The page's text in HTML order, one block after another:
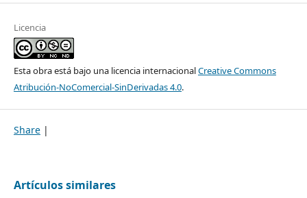
Licencia
Esta obra está bajo una licencia internacionalCreative Commons
Atribución-NoComercial-SinDerivadas 4.0.
Share |
Artículos similares